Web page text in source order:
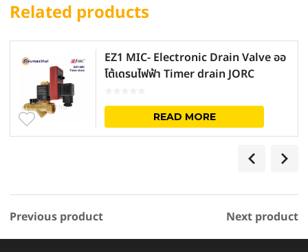
Related products
EZ1 MIC- Electronic Drain Valve ออ
โต้เดรนไฟฟ้า Timer drain JORC
READ MORE
Previous product Next product